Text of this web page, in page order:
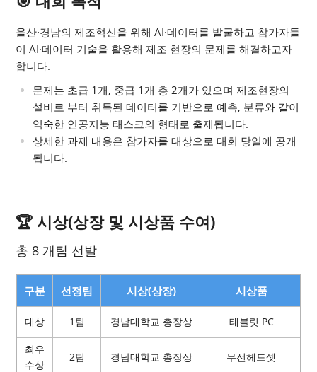
울산∙경남의 제조혁신을 위해 AI·데이터를 발굴하고 참가자들
이 AI·데이터 기술을 활용해 제조 현장의 문제를 해결하고자
합니다.
문제는 초급 1개, 중급 1개 총 2개가 있으며 제조현장의
설비로 부터 취득된 데이터를 기반으로 예측, 분류와 같이
익숙한 인공지능 태스크의 형태로 출제됩니다.
상세한 과제 내용은 참가자를 대상으로 대회 당일에 공개
됩니다.
🏆 시상(상장 및 시상품 수여)
총 8 개팀 선발
구분 선정팀 시상(상장) 시상품
대상 1팀 경남대학교 총장상 태블릿 PC
최우
수상
2팀 경남대학교 총장상 무선헤드셋